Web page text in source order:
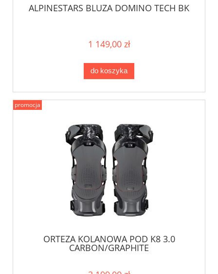
ALPINESTARS BLUZA DOMINO TECH BK
1 149,00 zł
do koszyka
ORTEZA KOLANOWA POD K8 3.0
CARBON/GRAPHITE
promocja